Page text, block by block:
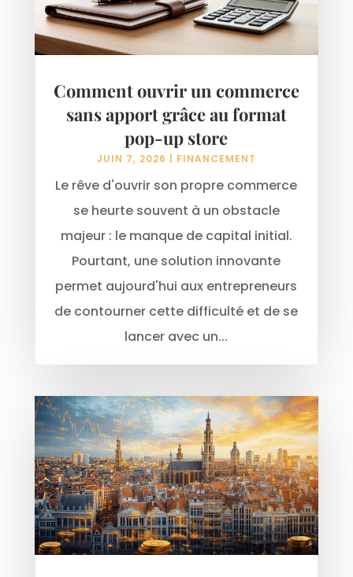
Comment ouvrir un commerce
sans apport grâce au format
pop-up store
JUIN 7, 2026 FINANCEMENT
Le rêve d'ouvrir son propre commerce
se heurte souvent à un obstacle
majeur : le manque de capital initial.
Pourtant, une solution innovante
permet aujourd'hui aux entrepreneurs
de contourner cette difficulté et de se
lancer avec un...